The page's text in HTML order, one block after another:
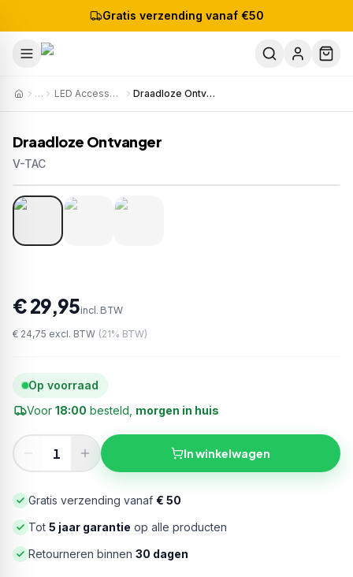
Gratis verzending vanaf €50
… LED Accessoires Draadloze Ontvanger
Draadloze Ontvanger
V-TAC
Artikelnr:8458EAN:3800157644891
€ 29,95incl. BTW
€ 24,75 excl. BTW (21% BTW)
Op voorraad
Voor 18:00 besteld, morgen in huis
In winkelwagen
Gratis verzending vanaf € 50
Tot 5 jaar garantie op alle producten
Retourneren binnen 30 dagen